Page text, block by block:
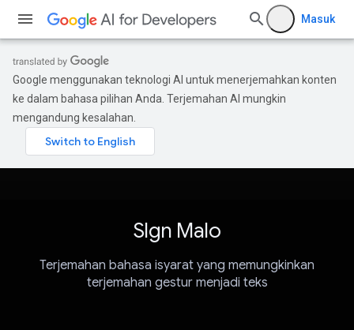
Masuk
Google menggunakan teknologi AI untuk menerjemahkan konten
ke dalam bahasa pilihan Anda. Terjemahan AI mungkin
mengandung kesalahan.
SIgn Malo
Terjemahan bahasa isyarat yang memungkinkan
terjemahan gestur menjadi teks